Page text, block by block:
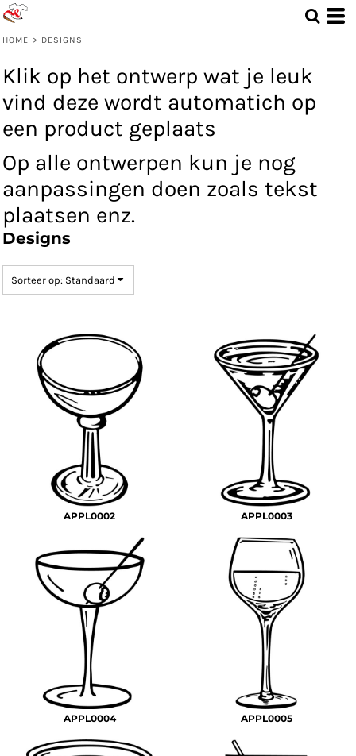
HOME > DESIGNS
Klik op het ontwerp wat je leuk
vind deze wordt automatich op
een product geplaats
Op alle ontwerpen kun je nog
aanpassingen doen zoals tekst
plaatsen enz.
Designs
Sorteer op: Standaard
APPL0002 APPL0003
APPL0004 APPL0005
Standaard
Date Added